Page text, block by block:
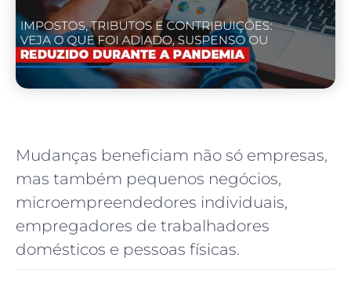
Mudanças beneficiam não só empresas,
mas também pequenos negócios,
microempreendedores individuais,
empregadores de trabalhadores
domésticos e pessoas físicas.